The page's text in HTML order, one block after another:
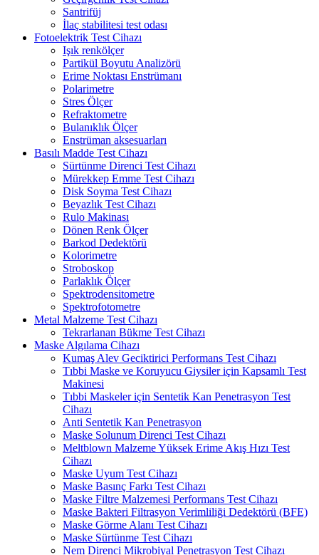
Santrifüj
İlaç stabilitesi test odası
Fotoelektrik Test Cihazı
Işık renkölçer
Partikül Boyutu Analizörü
Erime Noktası Enstrümanı
Polarimetre
Stres Ölçer
Refraktometre
Bulanıklık Ölçer
Enstrüman aksesuarları
Basılı Madde Test Cihazı
Sürtünme Direnci Test Cihazı
Mürekkep Emme Test Cihazı
Disk Soyma Test Cihazı
Beyazlık Test Cihazı
Rulo Makinası
Dönen Renk Ölçer
Barkod Dedektörü
Kolorimetre
Stroboskop
Parlaklık Ölçer
Spektrodensitometre
Spektrofotometre
Metal Malzeme Test Cihazı
Tekrarlanan Bükme Test Cihazı
Maske Algılama Cihazı
Kumaş Alev Geciktirici Performans Test Cihazı
Tıbbi Maske ve Koruyucu Giysiler için Kapsamlı Test
Makinesi
Tıbbi Maskeler için Sentetik Kan Penetrasyon Test
Cihazı
Anti Sentetik Kan Penetrasyon
Maske Solunum Direnci Test Cihazı
Meltblown Malzeme Yüksek Erime Akış Hızı Test
Cihazı
Maske Uyum Test Cihazı
Maske Basınç Farkı Test Cihazı
Maske Filtre Malzemesi Performans Test Cihazı
Maske Bakteri Filtrasyon Verimliliği Dedektörü (BFE)
Maske Görme Alanı Test Cihazı
Maske Sürtünme Test Cihazı
Nem Direnci Mikrobiyal Penetrasyon Test Cihazı